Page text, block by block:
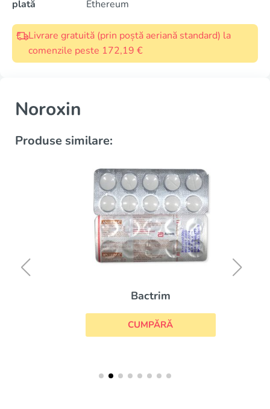
plată
Ethereum
Livrare gratuită (prin poștă aeriană standard) la
comenzile peste 172,19 €
Noroxin
Produse similare:
Bactrim
CUMPĂRĂ